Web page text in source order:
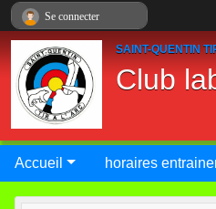
SAINT-QUENTIN
Club
Accueil horaires
Se connecter
Panneau de gestion des cookies